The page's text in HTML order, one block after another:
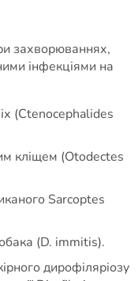
захворюваннях,
інфекціями на
(Ctenocephalides
кліщем (Otodectes
Sarcoptes
(D. immitis).
дирофіляріозу